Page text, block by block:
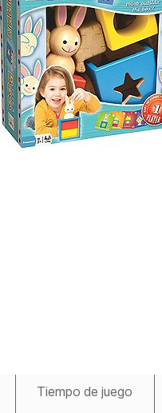
Tiempo de juego